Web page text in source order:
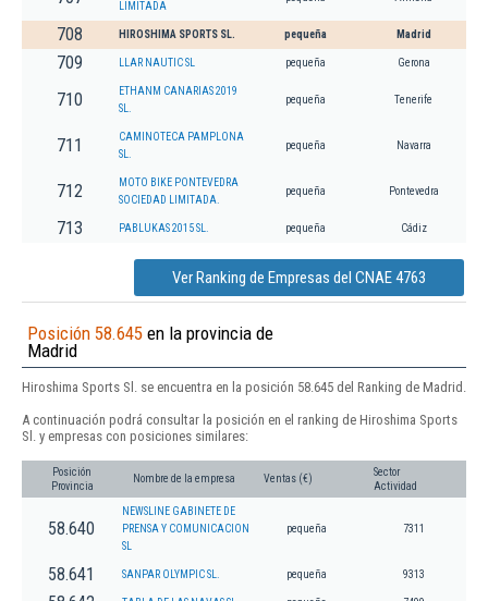
LIMITADA
708 HIROSHIMA SPORTS SL. pequeña Madrid
709 LLAR NAUTIC SL pequeña Gerona
710
ETHANM CANARIAS 2019
SL.
pequeña Tenerife
711
CAMINOTECA PAMPLONA
SL.
pequeña Navarra
712
MOTO BIKE PONTEVEDRA
SOCIEDAD LIMITADA.
pequeña Pontevedra
713 PABLUKAS 2015 SL. pequeña Cádiz
Ver Ranking de Empresas del CNAE 4763
Posición 58.645 en la provincia de
Madrid
Hiroshima Sports Sl. se encuentra en la posición 58.645 del Ranking de Madrid.
A continuación podrá consultar la posición en el ranking de Hiroshima Sports
Sl. y empresas con posiciones similares:
Posición
Provincia
Nombre de la empresa Ventas (€)
Sector
Actividad
58.640
NEWSLINE GABINETE DE
PRENSA Y COMUNICACION
SL
pequeña 7311
58.641 SANPAR OLYMPIC SL. pequeña 9313